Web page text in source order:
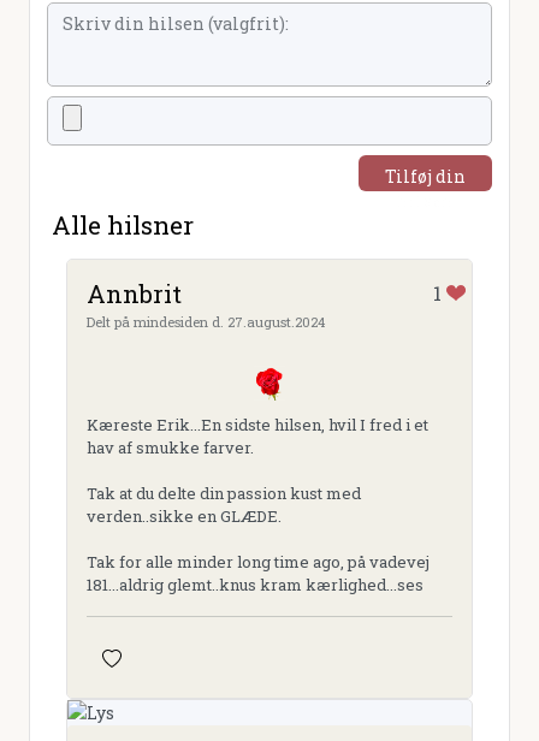
Tilføj din
Alle hilsner
Annbrit 1
Delt på mindesiden d. 27.august.2024
Kæreste Erik...En sidste hilsen, hvil I fred i et
hav af smukke farver.
Tak at du delte din passion kust med
verden..sikke en GLÆDE.
Tak for alle minder long time ago, på vadevej
181...aldrig glemt..knus kram kærlighed...ses